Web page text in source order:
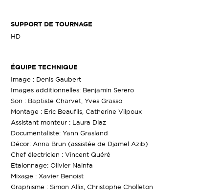
SUPPORT DE TOURNAGE
HD
ÉQUIPE TECHNIQUE
Image : Denis Gaubert
Images additionnelles: Benjamin Serero
Son : Baptiste Charvet, Yves Grasso
Montage : Eric Beaufils, Catherine Vilpoux
Assistant monteur : Laura Diaz
Documentaliste: Yann Grasland
Décor: Anna Brun (assistée de Djamel Azib)
Chef électricien : Vincent Quéré
Etalonnage: Olivier Nainfa
Mixage : Xavier Benoist
Graphisme : Simon Allix, Christophe Cholleton